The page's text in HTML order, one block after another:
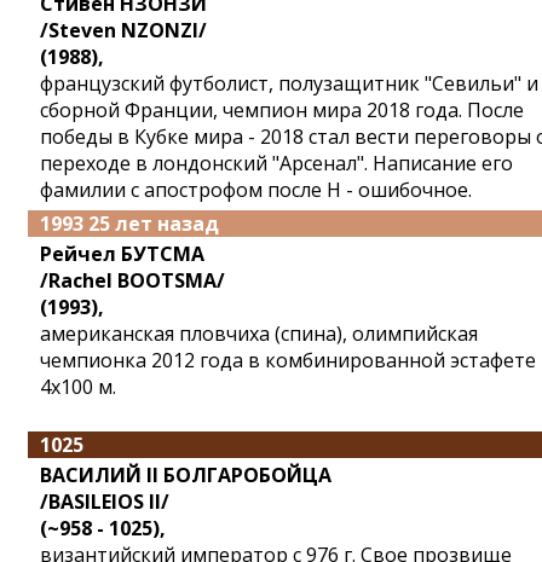
/Steven NZONZI/
(1988),
французский футболист, полузащитник "Севильи" и
сборной Франции, чемпион мира 2018 года. После
победы в Кубке мира - 2018 стал вести переговоры
переходе в лондонский "Арсенал". Написание его
фамилии с апострофом после Н - ошибочное.
1993 25 лет назад
Рейчел БУТСМА
/Rachel BOOTSMA/
(1993),
американская пловчиха (спина), олимпийская
чемпионка 2012 года в комбинированной эстафете
4x100 м.
1025
ВАСИЛИЙ II БОЛГАРОБОЙЦА
/BASILEIOS II/
(~958 - 1025),
византийский император с 976 г. Свое прозвище